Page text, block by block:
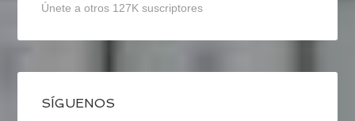
Únete a otros 127K suscriptores
SÍGUENOS